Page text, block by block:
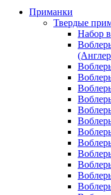
Приманки
Твердые
Набор